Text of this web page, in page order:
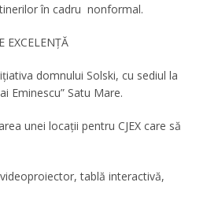
în cadru nonformal.
EXCELENȚĂ
domnului Solski, cu sediul la
Eminescu” Satu Mare.
unei locații pentru CJEX care să
tablă interactivă,